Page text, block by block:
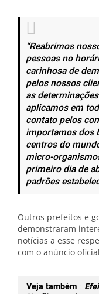
“Reabrimos
pessoas no
carinhosa de
pelos nossos
as
aplicamos em
contato pelos
importamos dos
centros do
micro-
primeiro dia de
padrões
Outros prefeitos e
demonstraram
notícias a esse
com o anúncio
Veja também :